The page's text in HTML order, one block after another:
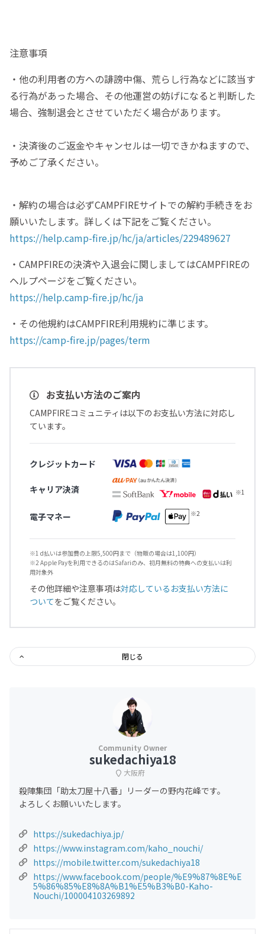
注意事項
・他の利用者の方への誹謗中傷、荒らし行為などに該当す
る行為があった場合、その他運営の妨げになると判断した
場合、強制退会とさせていただく場合があります。
・決済後のご返金やキャンセルは一切できかねますので、
予めご了承ください。
・解約の場合は必ずCAMPFIREサイトでの解約手続きをお
願いいたします。詳しくは下記をご覧ください。
https://help.camp-fire.jp/hc/ja/articles/229489627
・CAMPFIREの決済や入退会に関しましてはCAMPFIREの
ヘルプページをご覧ください。
https://help.camp-fire.jp/hc/ja
・その他規約はCAMPFIRE利用規約に準じます。
https://camp-fire.jp/pages/term
お支払い方法のご案内
CAMPFIREコミュニティは以下のお支払い方法に対応し
ています。
クレジットカード
キャリア決済
電子マネー
※1 d払いは参加費の上限5,500円まで（物販の場合は1,100円）
※2 Apple Payを利用できるのはSafariのみ、初月無料の特典への支払いは利
用対象外
その他詳細や注意事項は対応しているお支払い方法に
ついてをご覧ください。
閉じる
sukedachiya18
大阪府
殺陣集団「助太刀屋十八番」リーダーの野内花峰です。
よろしくお願いいたします。
https://sukedachiya.jp/
https://www.instagram.com/kaho_nouchi/
https://mobile.twitter.com/sukedachiya18
https://www.facebook.com/people/%E9%87%8E%E
5%86%85%E8%8A%B1%E5%B3%B0-Kaho-
Nouchi/100004103269892